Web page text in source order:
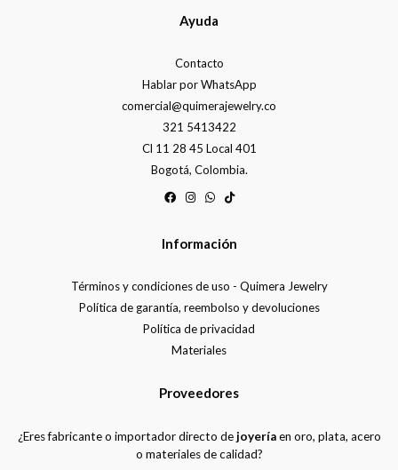
Ayuda
Contacto
Hablar por WhatsApp
comercial@quimerajewelry.co
321 5413422
Cl 11 28 45 Local 401
Bogotá, Colombia.
Información
Términos y condiciones de uso - Quimera Jewelry
Política de garantía, reembolso y devoluciones
Política de privacidad
Materiales
Proveedores
¿Eres fabricante o importador directo dejoyeríaen oro, plata, acero
o materiales de calidad?